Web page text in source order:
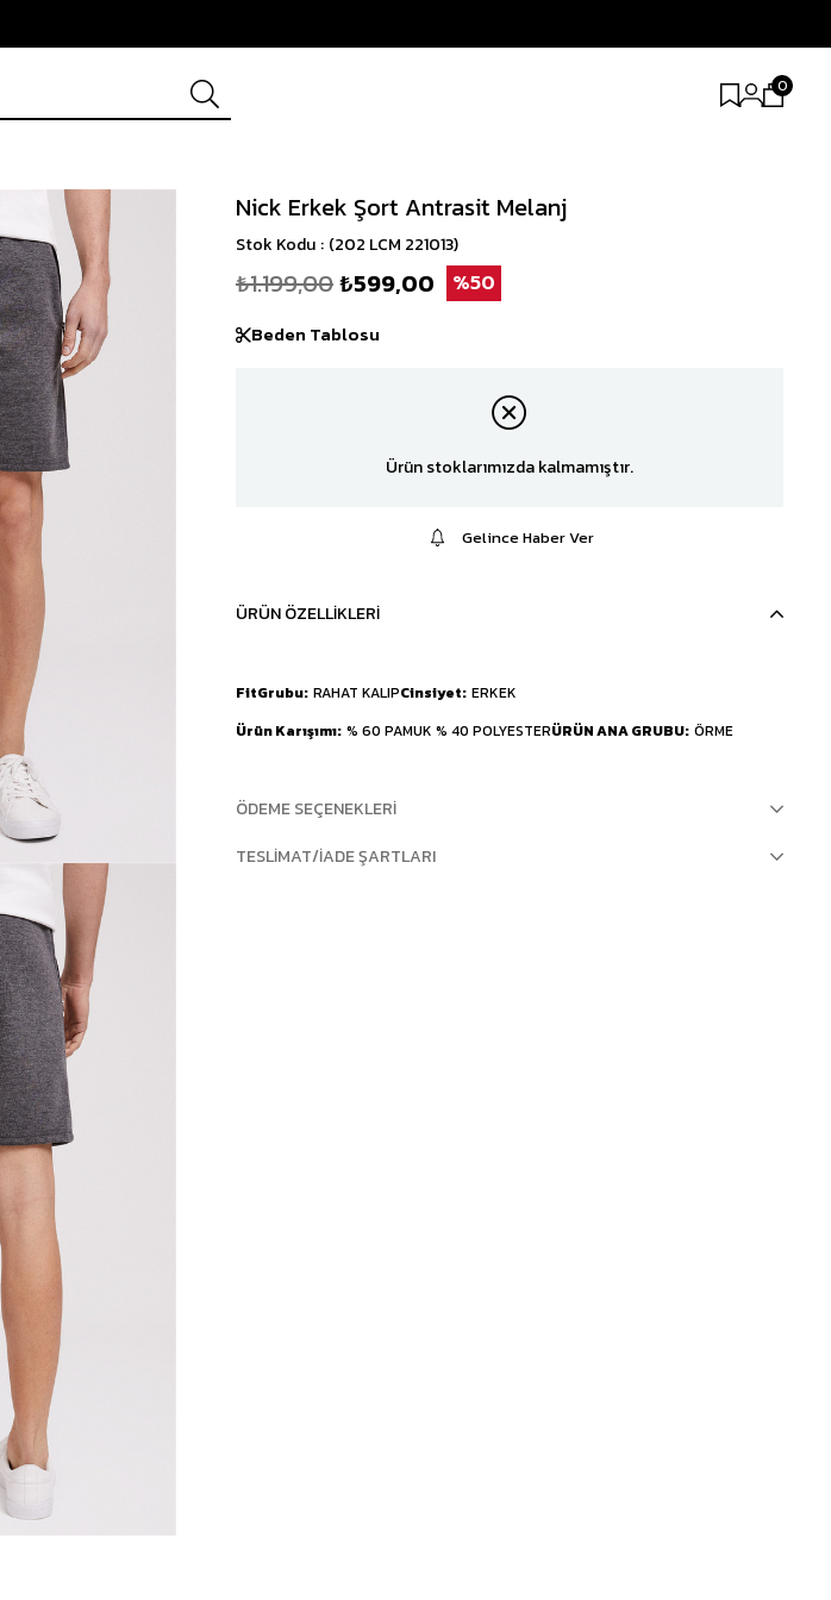
0
Nick Erkek Şort Antrasit Melanj
Stok Kodu (202 LCM 221013)
₺1.199,00₺599,00 50
Beden Tablosu
Ürün stoklarımızda kalmamıştır.
Gelince Haber Ver
ÜRÜN ÖZELLIKLERI
FitGrubu RAHAT KALIPCinsiyet ERKEK
Ürün Karışımı % 60 PAMUK % 40 POLYESTERÜRÜN ANA GRUBU ÖRME
ÖDEME SEÇENEKLERI
TESLIMAT/İADE ŞARTLARI